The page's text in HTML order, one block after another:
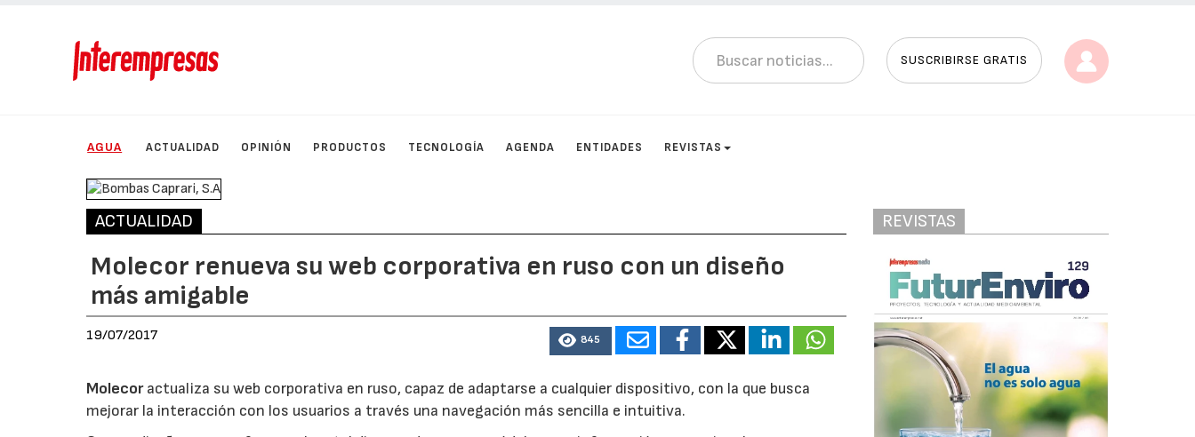
SUSCRIBIRSE GRATIS
AGUA ACTUALIDAD OPINIÓN PRODUCTOS TECNOLOGÍA AGENDA ENTIDADES REVISTAS
ACTUALIDAD
Molecor renueva su web corporativa en ruso con un diseño
más amigable
19/07/2017 845
Molecoractualiza su web corporativa en ruso, capaz de adaptarse a cualquier dispositivo, con la que busca
mejorar la interacción con los usuarios a través una navegación más sencilla e intuitiva.
REVISTAS